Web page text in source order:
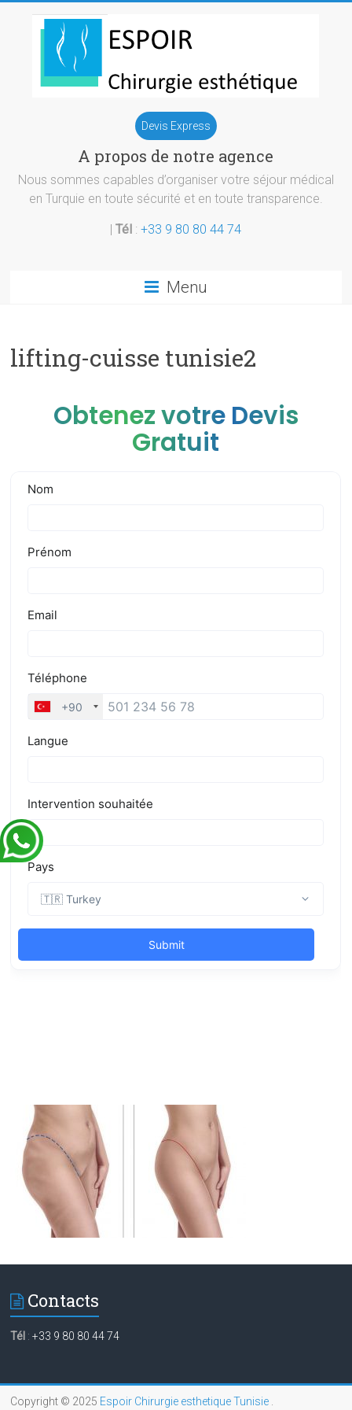
esthetique
Turquie
Devis Express
A propos de notre agence
Nous sommes capables d’organiser votre séjour médical
en Turquie en toute sécurité et en toute transparence.
|Tél :+33 9 80 80 44 74
Menu
lifting-cuisse tunisie2
Obtenez votre Devis
Gratuit
Contacts
Tél :+33 9 80 80 44 74
Copyright © 2025 Espoir Chirurgie esthetique Tunisie